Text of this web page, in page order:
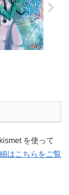
を使って
はこちらをご覧